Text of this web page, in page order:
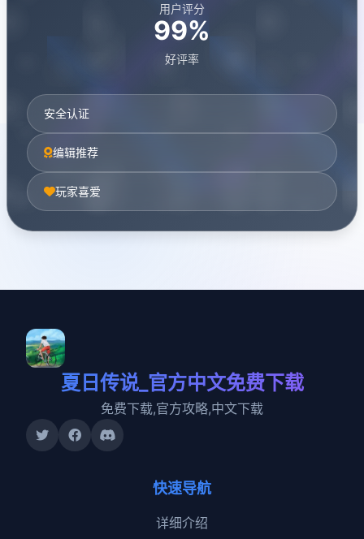
用户评分
99%
好评率
安全认证
编辑推荐
玩家喜爱
夏日传说_官方中文免费下载
免费下载,官方攻略,中文下载
快速导航
详细介绍